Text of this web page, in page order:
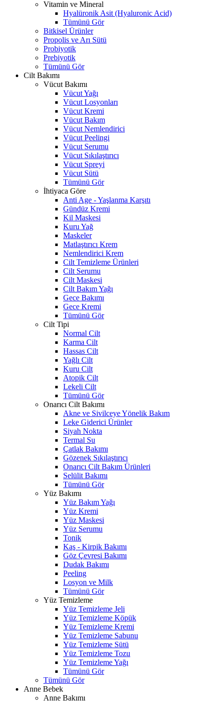
Vitamin ve Mineral
Hyalüronik Asit (Hyaluronic Acid)
Tümünü Gör
Bitkisel Ürünler
Propolis ve Arı Sütü
Probiyotik
Prebiyotik
Tümünü Gör
Cilt Bakımı
Vücut Bakımı
Vücut Yağı
Vücut Losyonları
Vücut Kremi
Vücut Bakım
Vücut Nemlendirici
Vücut Peelingi
Vücut Serumu
Vücut Sıkılaştırıcı
Vücut Spreyi
Vücut Sütü
Tümünü Gör
İhtiyaca Göre
Anti Age - Yaşlanma Karşıtı
Gündüz Kremi
Kil Maskesi
Kuru Yağ
Maskeler
Matlaştırıcı Krem
Nemlendirici Krem
Cilt Temizleme Ürünleri
Cilt Serumu
Cilt Maskesi
Cilt Bakım Yağı
Gece Bakımı
Gece Kremi
Tümünü Gör
Cilt Tipi
Normal Cilt
Karma Cilt
Hassas Cilt
Yağlı Cilt
Kuru Cilt
Atopik Cilt
Lekeli Cilt
Tümünü Gör
Onarıcı Cilt Bakımı
Akne ve Sivilceye Yönelik Bakım
Leke Giderici Ürünler
Siyah Nokta
Termal Su
Çatlak Bakımı
Gözenek Sıkılaştırıcı
Onarıcı Cilt Bakım Ürünleri
Selülit Bakımı
Tümünü Gör
Yüz Bakımı
Yüz Bakım Yağı
Yüz Kremi
Yüz Maskesi
Yüz Serumu
Tonik
Kaş - Kirpik Bakımı
Göz Çevresi Bakımı
Dudak Bakımı
Peeling
Losyon ve Milk
Tümünü Gör
Yüz Temizleme
Yüz Temizleme Jeli
Yüz Temizleme Köpük
Yüz Temizleme Kremi
Yüz Temizleme Sabunu
Yüz Temizleme Sütü
Yüz Temizleme Tozu
Yüz Temizleme Yağı
Tümünü Gör
Tümünü Gör
Anne Bebek
Anne Bakımı